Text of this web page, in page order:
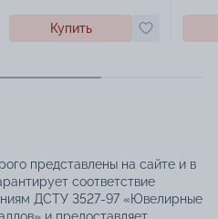
Купить
представлены на сайте и в
соответствие
ДСТУ 3527-97 «Ювелирные
и предоставляет